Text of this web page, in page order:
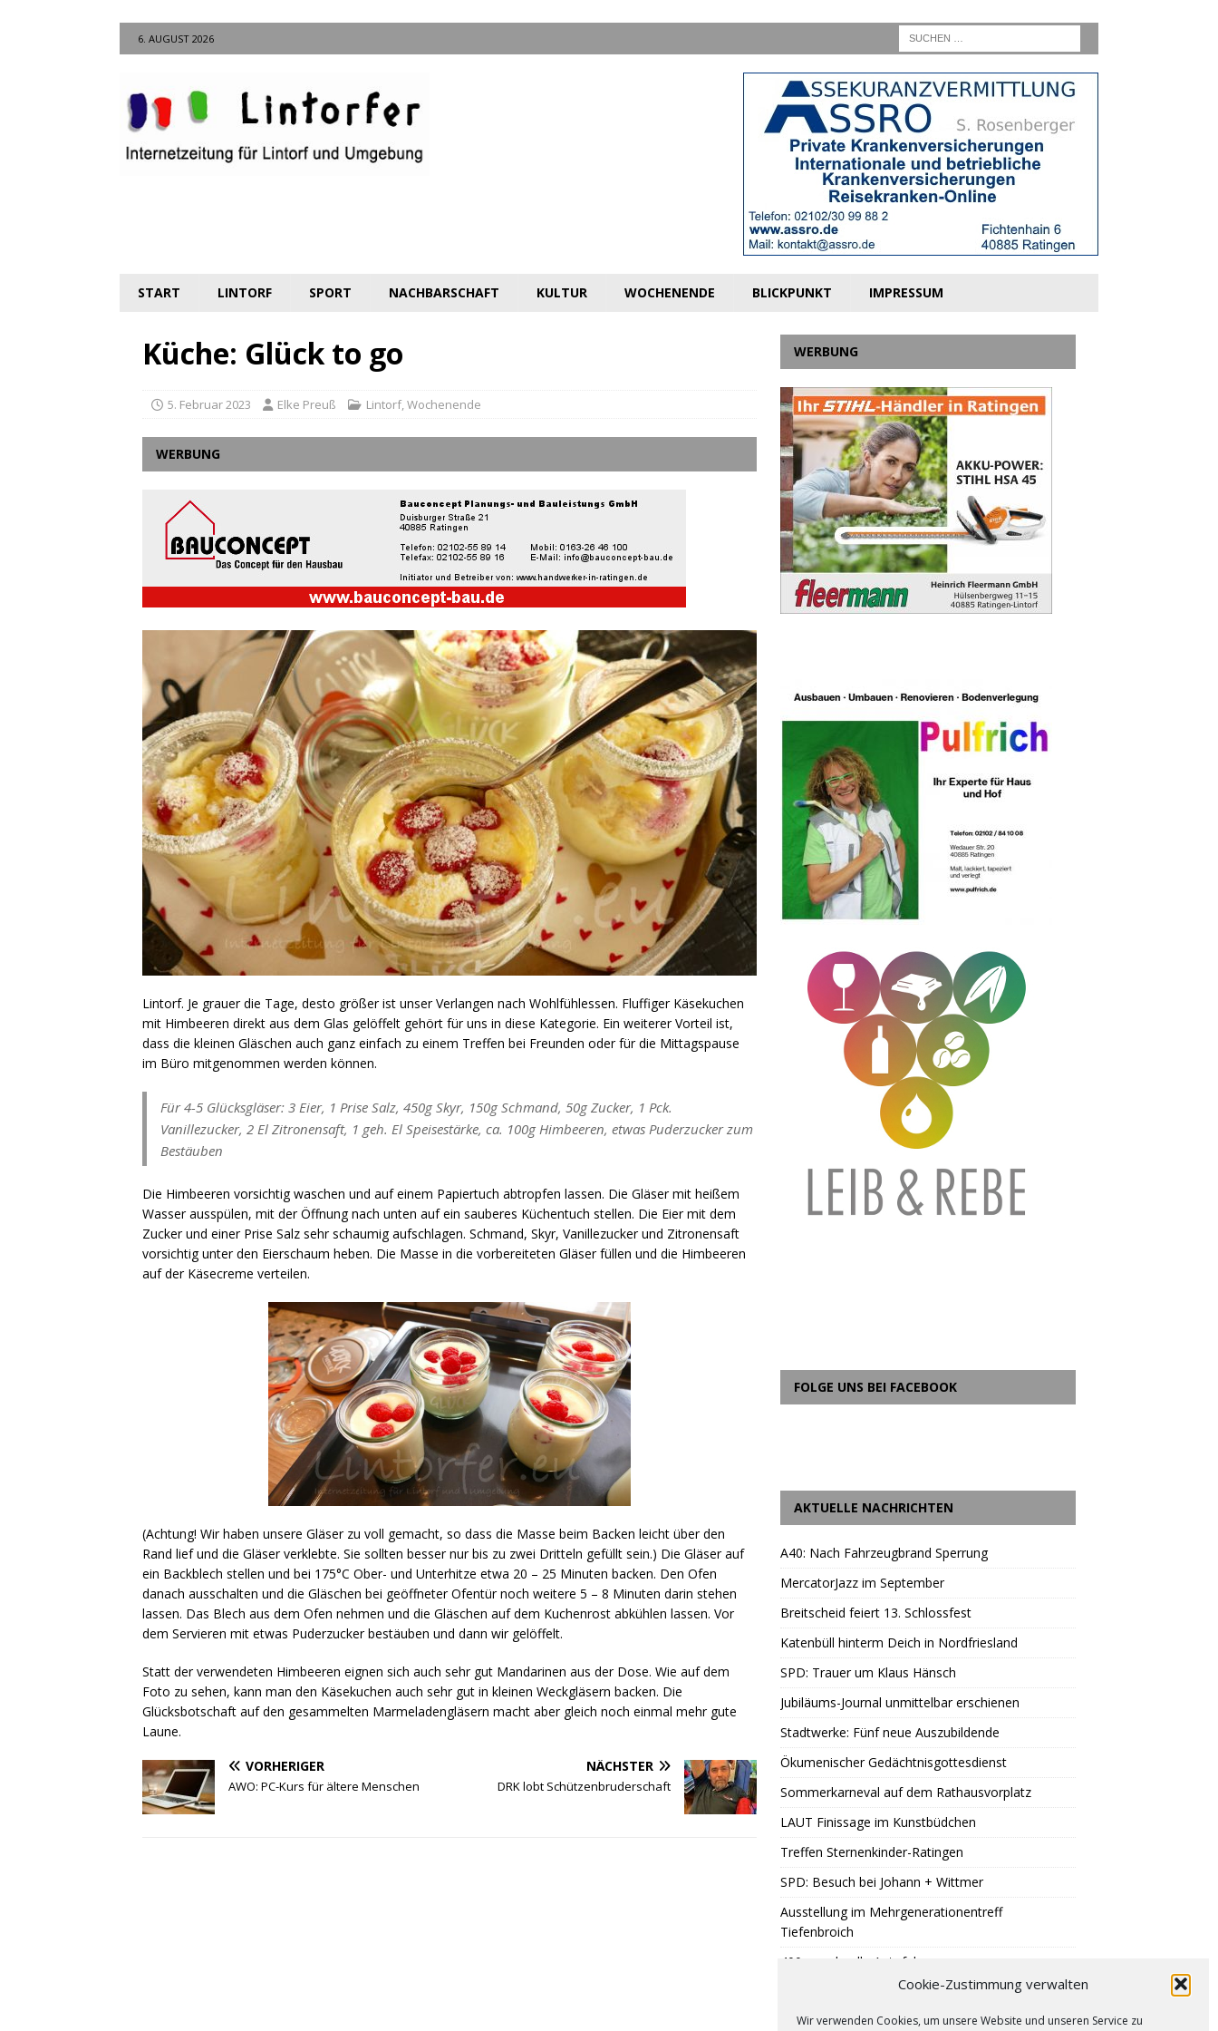
Cookie-Zustimmung verwalten
Wir verwenden Cookies, um unsere Website und unseren Service zu
6. AUGUST 2026
START LINTORF SPORT NACHBARSCHAFT KULTUR WOCHENENDE BLICKPUNKT IMPRESSUM
Küche: Glück to go
5. Februar 2023 Elke Preuß Lintorf,Wochenende
WERBUNG
Lintorf. Je grauer die Tage, desto größer ist unser Verlangen nach Wohlfühlessen. Fluffiger Käsekuchen
mit Himbeeren direkt aus dem Glas gelöffelt gehört für uns in diese Kategorie. Ein weiterer Vorteil ist,
dass die kleinen Gläschen auch ganz einfach zu einem Treffen bei Freunden oder für die Mittagspause
im Büro mitgenommen werden können.
Für 4-5 Glücksgläser: 3 Eier, 1 Prise Salz, 450g Skyr, 150g Schmand, 50g Zucker, 1 Pck.
Vanillezucker, 2 El Zitronensaft, 1 geh. El Speisestärke, ca. 100g Himbeeren, etwas Puderzucker zum
Bestäuben
Die Himbeeren vorsichtig waschen und auf einem Papiertuch abtropfen lassen. Die Gläser mit heißem
Wasser ausspülen, mit der Öffnung nach unten auf ein sauberes Küchentuch stellen. Die Eier mit dem
Zucker und einer Prise Salz sehr schaumig aufschlagen. Schmand, Skyr, Vanillezucker und Zitronensaft
vorsichtig unter den Eierschaum heben. Die Masse in die vorbereiteten Gläser füllen und die Himbeeren
auf der Käsecreme verteilen.
(Achtung! Wir haben unsere Gläser zu voll gemacht, so dass die Masse beim Backen leicht über den
Rand lief und die Gläser verklebte. Sie sollten besser nur bis zu zwei Dritteln gefüllt sein.) Die Gläser auf
ein Backblech stellen und bei 175°C Ober- und Unterhitze etwa 20 – 25 Minuten backen. Den Ofen
danach ausschalten und die Gläschen bei geöffneter Ofentür noch weitere 5 – 8 Minuten darin stehen
lassen. Das Blech aus dem Ofen nehmen und die Gläschen auf dem Kuchenrost abkühlen lassen. Vor
dem Servieren mit etwas Puderzucker bestäuben und dann wir gelöffelt.
Statt der verwendeten Himbeeren eignen sich auch sehr gut Mandarinen aus der Dose. Wie auf dem
Foto zu sehen, kann man den Käsekuchen auch sehr gut in kleinen Weckgläsern backen. Die
Glücksbotschaft auf den gesammelten Marmeladengläsern macht aber gleich noch einmal mehr gute
Laune.
VORHERIGER
AWO: PC-Kurs für ältere Menschen
NÄCHSTER
DRK lobt Schützenbruderschaft
WERBUNG
FOLGE UNS BEI FACEBOOK
AKTUELLE NACHRICHTEN
A40: Nach Fahrzeugbrand Sperrung
MercatorJazz im September
Breitscheid feiert 13. Schlossfest
Katenbüll hinterm Deich in Nordfriesland
SPD: Trauer um Klaus Hänsch
Jubiläums-Journal unmittelbar erschienen
Stadtwerke: Fünf neue Auszubildende
Ökumenischer Gedächtnisgottesdienst
Sommerkarneval auf dem Rathausvorplatz
LAUT Finissage im Kunstbüdchen
Treffen Sternenkinder-Ratingen
SPD: Besuch bei Johann + Wittmer
Ausstellung im Mehrgenerationentreff
Tiefenbroich
400 zu schnelle Autofahrer
DRK: Blutspende in Ratingen